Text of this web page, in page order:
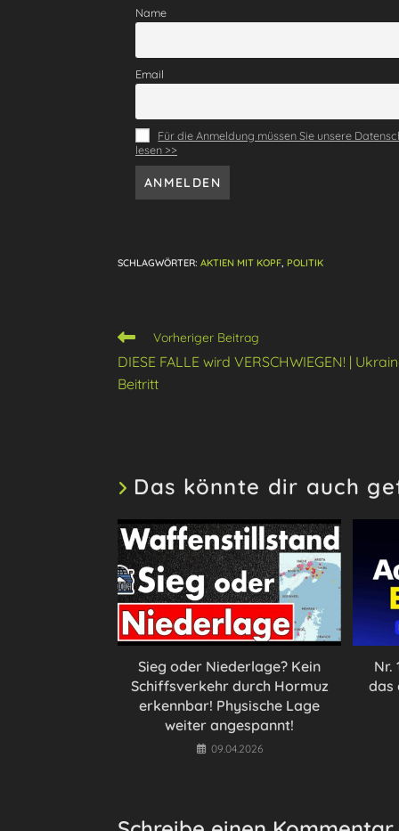
b a A st
Name
Email
Für die Anmeldung müssen Sie unsere
lesen >>
SCHLAGWÖRTER: AKTIEN MIT KOPF, POLITIK
Weitere
Artikel
ansehen
Vorheriger Beitrag
DIESE FALLE wird VERSCHWIEGEN! |
Beitritt
Das könnte dir auch
Sieg oder Niederlage? Kein
Schiffsverkehr durch Hormuz
erkennbar! Physische Lage
weiter angespannt!
09.04.2026
Nr.
das